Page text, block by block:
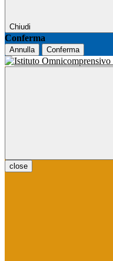
Chiudi
Conferma
Annulla Conferma
close